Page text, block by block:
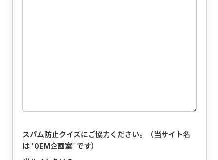
スパム防止クイズにご協力ください。（当サイト名
は "OEM企画室" です）